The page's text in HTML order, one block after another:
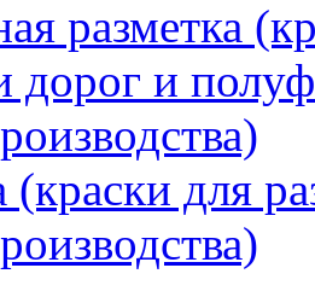
(краски для